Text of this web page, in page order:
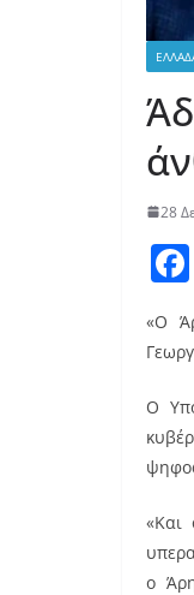
28
e
«Ο
Ο
«Και
ο